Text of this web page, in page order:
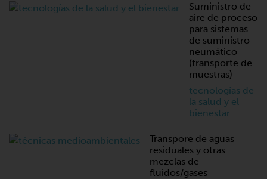
Suministro de
aire de proceso
para sistemas
de suministro
neumático
(transporte de
muestras)
tecnologías de
la salud y el
bienestar
Transpore de aguas
residuales y otras
mezclas de
fluidos/gases